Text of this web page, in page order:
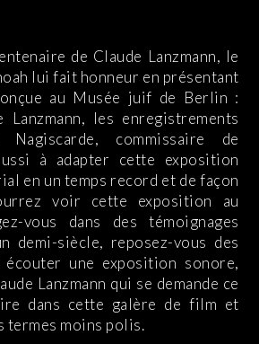
de Claude Lanzmann, le
lui fait honneur en présentant
au Musée juif de Berlin :
Lanzmann, les enregistrements
Nagiscarde, commissaire de
à adapter cette exposition
en un temps record et de façon
voir cette exposition au
vous dans des témoignages
demi-siècle, reposez-vous des
une exposition sonore,
Lanzmann qui se demande ce
dans cette galère de film et
termes moins polis.